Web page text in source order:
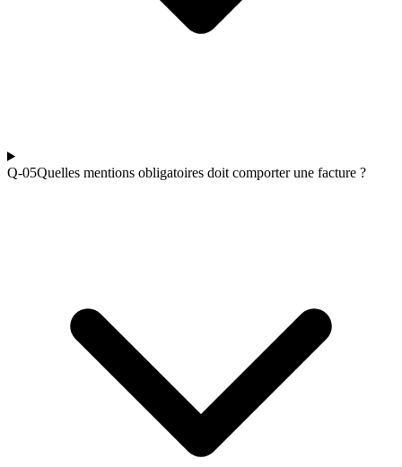
Q-05Quelles mentions obligatoires doit comporter une facture ?